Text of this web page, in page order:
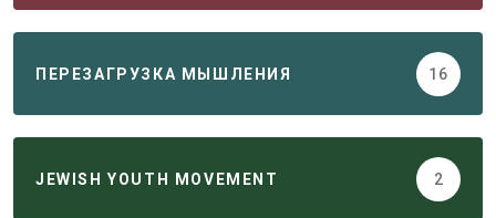
ПЕРЕЗАГРУЗКА МЫШЛЕНИЯ 16
JEWISH YOUTH MOVEMENT 2